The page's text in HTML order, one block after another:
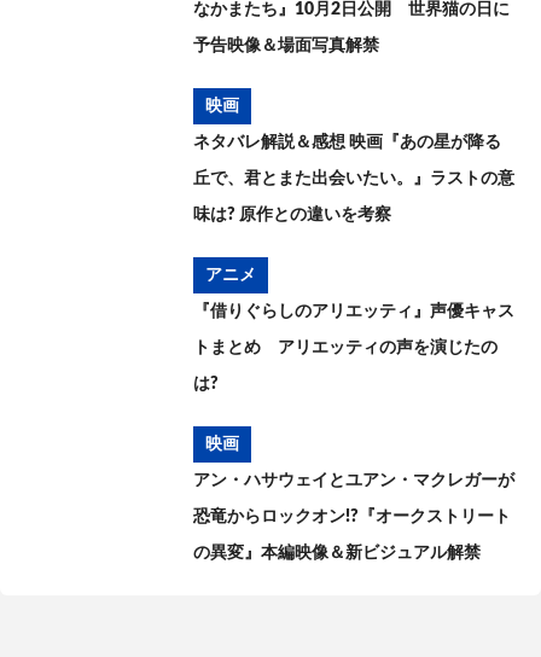
なかまたち』10月2日公開 世界猫の日に
予告映像＆場面写真解禁
映画
ネタバレ解説＆感想 映画『あの星が降る
丘で、君とまた出会いたい。』ラストの意
味は? 原作との違いを考察
アニメ
『借りぐらしのアリエッティ』声優キャス
トまとめ アリエッティの声を演じたの
は?
映画
アン・ハサウェイとユアン・マクレガーが
恐竜からロックオン!?『オークストリート
の異変』本編映像＆新ビジュアル解禁